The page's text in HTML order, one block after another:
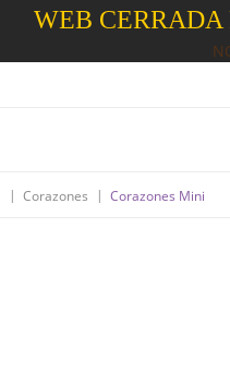
WEB CERRADA
| Corazones | Corazones Mini